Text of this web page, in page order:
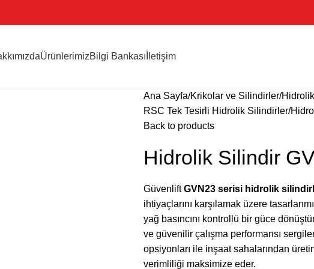
ÜrünlerimizBilgi Bankası İletişim
Ana Sayfa Krikolar ve Silindirler
RSC Tek Tesirli Hidrolik Silindirler
Back to products
Hidrolik Silindir
GüvenliftGVN23 serisi hidrolik
ihtiyaçlarını karşılamak üzere
yağ basıncını kontrollü bir güce
ve güvenilir çalışma performansı
opsiyonları ile inşaat sahalarından
verimliliği maksimize eder.